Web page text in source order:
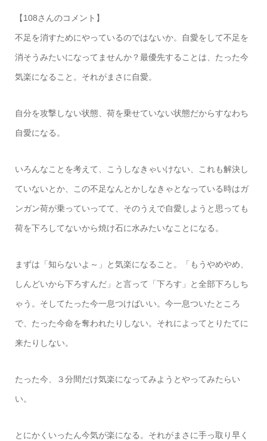
【108さんのコメント】
不足を消すためにやっているのではないか。自愛をして不足を
消そうみたいになってませんか？最優先することは、たった今
気楽になること。それがまさに自愛。
自分を攻撃しない状態、荷を乗せていない状態だからすなわち
自愛になる。
いろんなことを考えて、こうしなきゃいけない、これも解決し
ていないとか、この不足なんとかしなきゃとなっている時はガ
ンガン荷が乗っていってて、そのうえで自愛しようと思っても
荷を下ろしてないから焼け石に水みたいなことになる。
まずは「知らないよ～」と気楽になること。「もうやめやめ、
しんどいから下ろすんだ」と言って「下ろす」と全部下ろしち
ゃう。そしてたった今一息つけばいい。今一息ついたところ
で、たった今命を奪われたりしない。それによってとりたてに
来たりしない。
たった今、３分間だけ気楽になってみようとやってみたらい
い。
とにかくいったん今気が楽になる。それがまさに手っ取り早く